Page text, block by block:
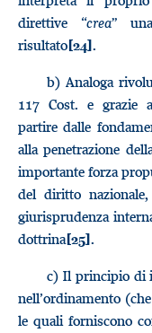
direttive “crea”
risultato[24].
b) Analoga
117 Cost. e grazie
partire dalle
alla penetrazione
importante forza
del diritto
giurisprudenza
dottrina[25].
c) Il principio di
nell’ordinamento
le quali forniscono